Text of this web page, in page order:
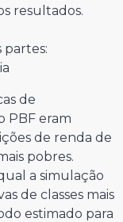
resultados.
partes:
de
PBF eram
de renda de
pobres.
a simulação
de classes mais
estimado para